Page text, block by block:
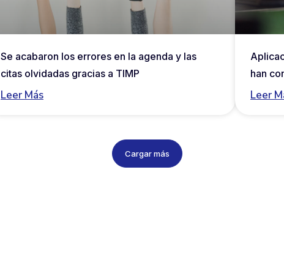
Se acabaron los errores en la agenda y las
citas olvidadas gracias a TIMP
Leer Más
han
Leer
Cargar más